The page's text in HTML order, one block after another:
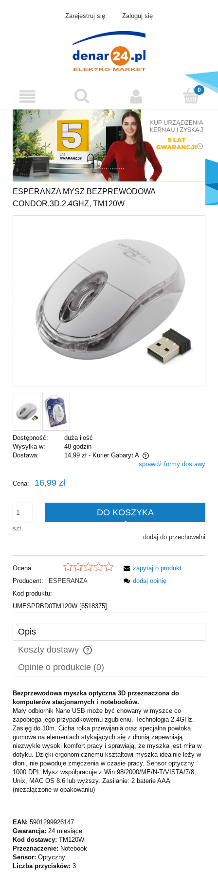
Zarejestruj się Zaloguj się
ESPERANZA MYSZ BEZPREWODOWA
CONDOR,3D,2.4GHZ, TM120W
Dostępność:
duża ilość
Wysyłka w:
48 godzin
Dostawa:
14,99 zł - Kurier Gabaryt A
Cena nie zawiera ewentualnych kosztów płatnościsprawdź formy dostawy
Cena: 16,99 zł
szt.
DO KOSZYKA
dodaj do przechowalni
Ocena:
Producent:
ESPERANZA
Kod produktu:
UMESPRBD0TM120W [6518375]
zapytaj o produkt
dodaj opinię
Opis
Koszty dostawy
Cena nie zawiera ewentualnych kosztów płatności
Opinie o produkcie (0)
Bezprzewodowa myszka optyczna 3D przeznaczona do
komputerów stacjonarnych i notebooków.
Mały odbiornik Nano USB może być chowany w myszce co
zapobiega jego przypadkowemu zgubieniu. Technologia 2.4GHz.
Zasięg do 10m. Cicha rolka przewijania oraz specjalna powłoka
gumowa na elementach stykających się z dłonią zapewniają
niezwykle wysoki komfort pracy i sprawiają, że myszka jest miła w
dotyku. Dzięki ergonomicznemu kształtowi myszka idealnie leży w
dłoni, nie powoduje zmęczenia w czasie pracy. Sensor optyczny
1000 DPI. Mysz współpracuje z Win 98/2000/ME/N-T/VISTA/7/8,
Unix, MAC OS 8.6 lub wyższy. Zasilanie: 2 baterie AAA
(niezałączone w opakowaniu)
EAN: 5901299926147
Gwarancja: 24 miesiące
Kod dostawcy: TM120W
Przeznaczenie: Notebook
Sensor: Optyczny
Liczba przycisków: 3